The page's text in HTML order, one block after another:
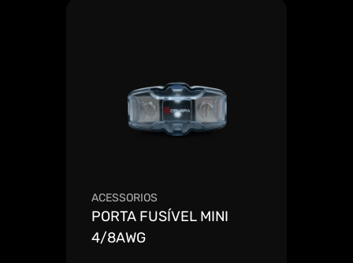
ACESSORIOS
PORTA FUSÍVEL MINI
4/8AWG